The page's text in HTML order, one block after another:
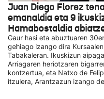
Juan Diego Florez
emanaldia eta 9
Hamabostaldia
Gaur hasi eta abuztuaren
gehiago izango dira
Tabakaleran. Ikuskizun
Arriagaren heriotzaren
kontzertua, eta Natxo de
itzulera, Arantzazun izango